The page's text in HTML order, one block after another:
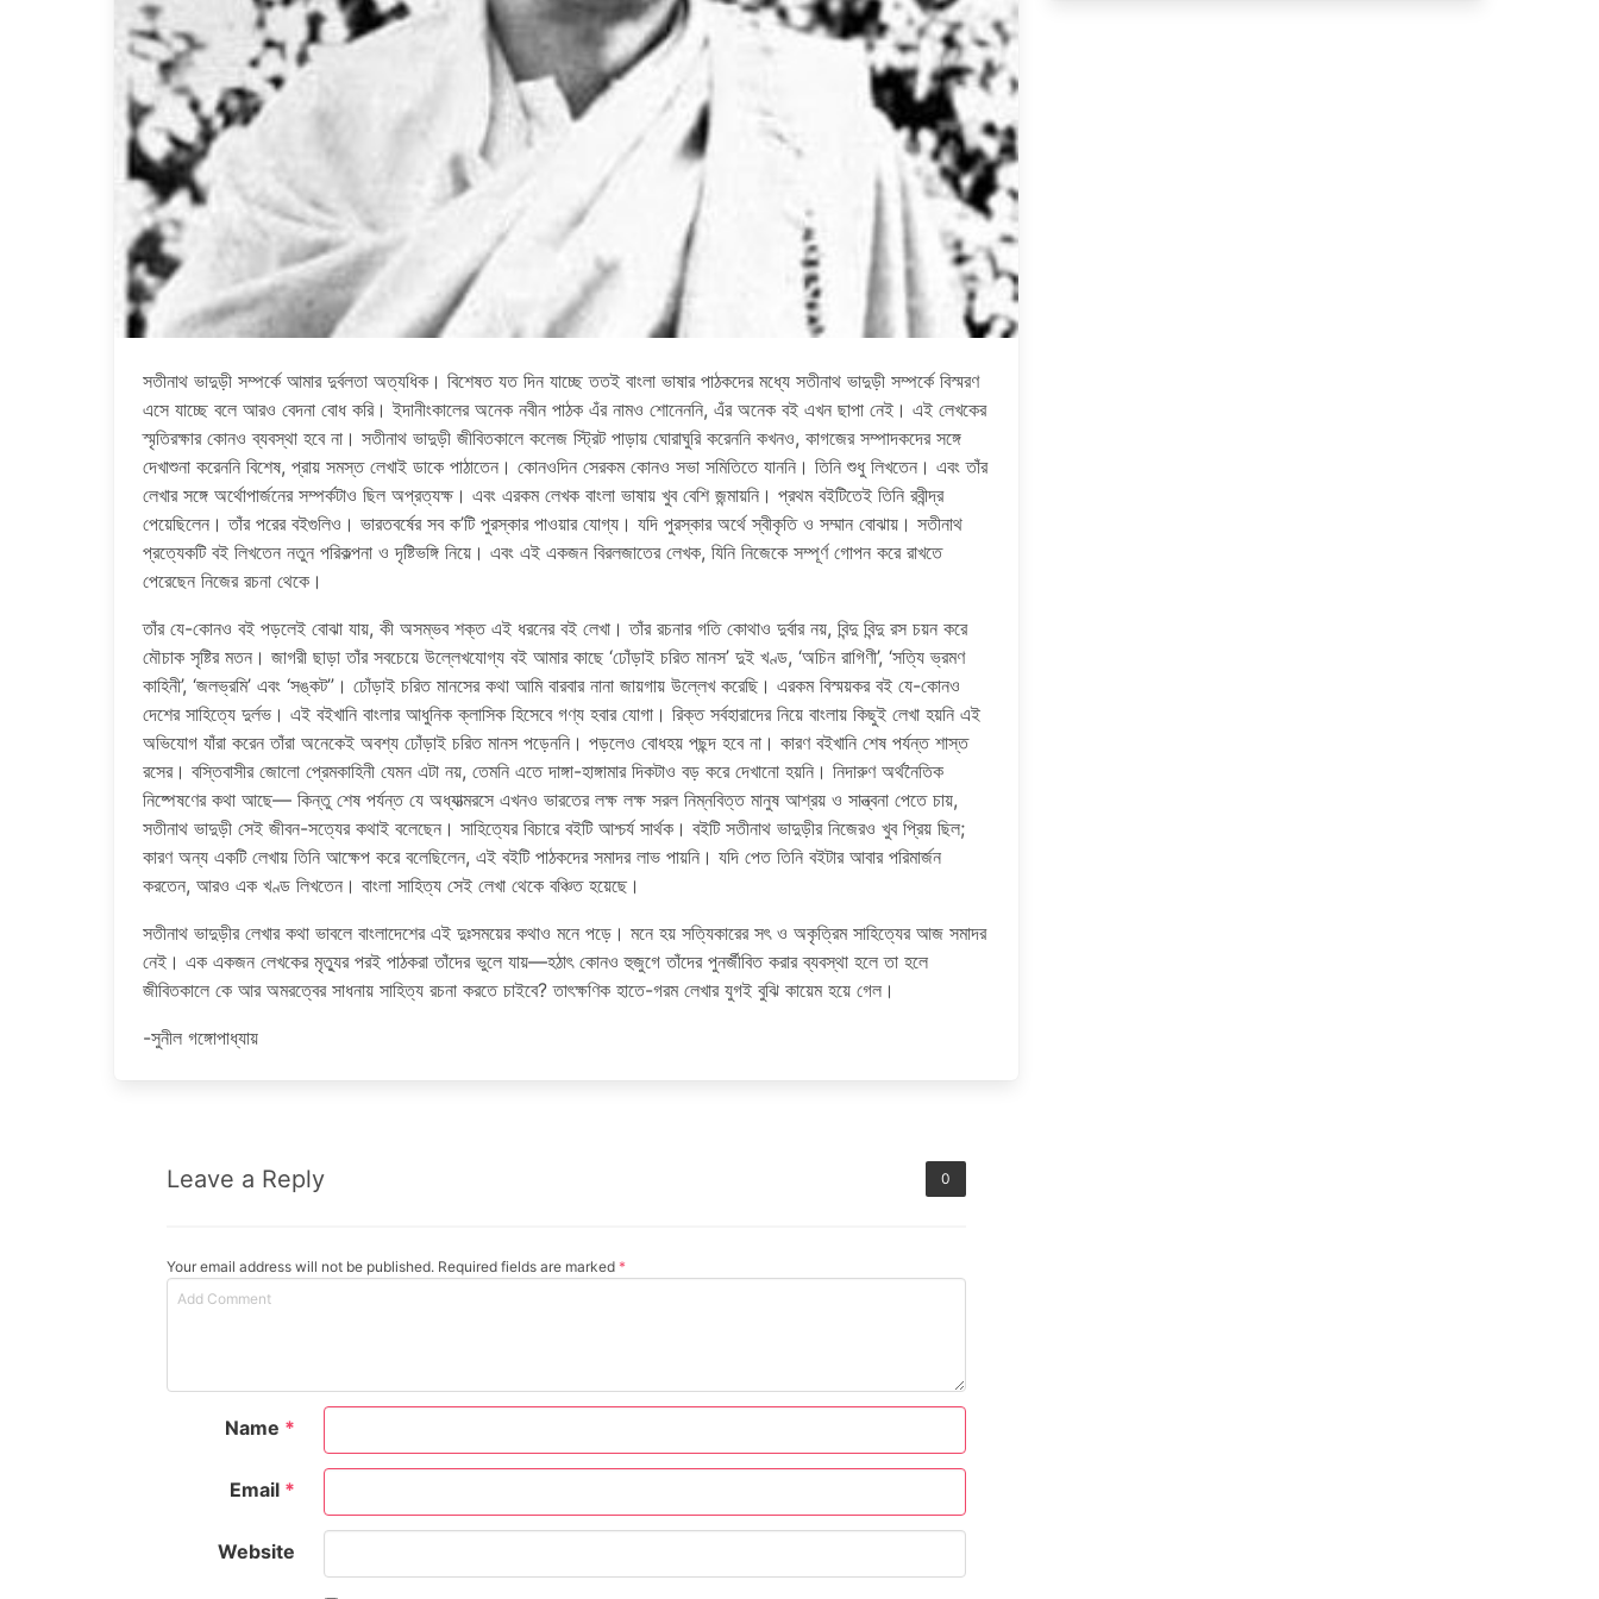
সতীনাথ ভাদুড়ী সম্পর্কে আমার দুর্বলতা অত্যধিক। বিশেষত যত দিন যাচ্ছে ততই বাংলা ভাষার পাঠকদের মধ্যে সতীনাথ ভাদুড়ী সম্পর্কে বিস্মরণ
এসে যাচ্ছে বলে আরও বেদনা বোধ করি। ইদানীংকালের অনেক নবীন পাঠক এঁর নামও শোনেননি, এঁর অনেক বই এখন ছাপা নেই। এই লেখকের
স্মৃতিরক্ষার কোনও ব্যবস্থা হবে না। সতীনাথ ভাদুড়ী জীবিতকালে কলেজ স্ট্রিট পাড়ায় ঘোরাঘুরি করেননি কখনও, কাগজের সম্পাদকদের সঙ্গে
দেখাশুনা করেননি বিশেষ, প্রায় সমস্ত লেখাই ডাকে পাঠাতেন। কোনওদিন সেরকম কোনও সভা সমিতিতে যাননি। তিনি শুধু লিখতেন। এবং তাঁর
লেখার সঙ্গে অর্থোপার্জনের সম্পর্কটাও ছিল অপ্রত্যক্ষ। এবং এরকম লেখক বাংলা ভাষায় খুব বেশি জন্মায়নি। প্রথম বইটিতেই তিনি রবীন্দ্র
পেয়েছিলেন। তাঁর পরের বইগুলিও। ভারতবর্ষের সব ক’টি পুরস্কার পাওয়ার যোগ্য। যদি পুরস্কার অর্থে স্বীকৃতি ও সম্মান বোঝায়। সতীনাথ
প্রত্যেকটি বই লিখতেন নতুন পরিকল্পনা ও দৃষ্টিভঙ্গি নিয়ে। এবং এই একজন বিরলজাতের লেখক, যিনি নিজেকে সম্পূর্ণ গোপন করে রাখতে
পেরেছেন নিজের রচনা থেকে।
তাঁর যে-কোনও বই পড়লেই বোঝা যায়, কী অসম্ভব শক্ত এই ধরনের বই লেখা। তাঁর রচনার গতি কোথাও দুর্বার নয়, বিন্দু বিন্দু রস চয়ন করে
মৌচাক সৃষ্টির মতন। জাগরী ছাড়া তাঁর সবচেয়ে উল্লেখযোগ্য বই আমার কাছে ‘ঢোঁড়াই চরিত মানস’ দুই খণ্ড, ‘অচিন রাগিণী’, ‘সত্যি ভ্রমণ
কাহিনী’, ‘জলভ্রমি’ এবং ‘সঙ্কট”। ঢোঁড়াই চরিত মানসের কথা আমি বারবার নানা জায়গায় উল্লেখ করেছি। এরকম বিস্ময়কর বই যে-কোনও
দেশের সাহিত্যে দুর্লভ। এই বইখানি বাংলার আধুনিক ক্লাসিক হিসেবে গণ্য হবার যোগা। রিক্ত সর্বহারাদের নিয়ে বাংলায় কিছুই লেখা হয়নি এই
অভিযোগ যাঁরা করেন তাঁরা অনেকেই অবশ্য ঢোঁড়াই চরিত মানস পড়েননি। পড়লেও বোধহয় পছন্দ হবে না। কারণ বইখানি শেষ পর্যন্ত শাস্ত
রসের। বস্তিবাসীর জোলো প্রেমকাহিনী যেমন এটা নয়, তেমনি এতে দাঙ্গা-হাঙ্গামার দিকটাও বড় করে দেখানো হয়নি। নিদারুণ অর্থনৈতিক
নিষ্পেষণের কথা আছে— কিন্তু শেষ পর্যন্ত যে অধ্যাত্মরসে এখনও ভারতের লক্ষ লক্ষ সরল নিম্নবিত্ত মানুষ আশ্রয় ও সান্ত্বনা পেতে চায়,
সতীনাথ ভাদুড়ী সেই জীবন-সত্যের কথাই বলেছেন। সাহিত্যের বিচারে বইটি আশ্চর্য সার্থক। বইটি সতীনাথ ভাদুড়ীর নিজেরও খুব প্রিয় ছিল;
কারণ অন্য একটি লেখায় তিনি আক্ষেপ করে বলেছিলেন, এই বইটি পাঠকদের সমাদর লাভ পায়নি। যদি পেত তিনি বইটার আবার পরিমার্জন
করতেন, আরও এক খণ্ড লিখতেন। বাংলা সাহিত্য সেই লেখা থেকে বঞ্চিত হয়েছে।
সতীনাথ ভাদুড়ীর লেখার কথা ভাবলে বাংলাদেশের এই দুঃসময়ের কথাও মনে পড়ে। মনে হয় সত্যিকারের সৎ ও অকৃত্রিম সাহিত্যের আজ সমাদর
নেই। এক একজন লেখকের মৃত্যুর পরই পাঠকরা তাঁদের ভুলে যায়—হঠাৎ কোনও হুজুগে তাঁদের পুনর্জীবিত করার ব্যবস্থা হলে তা হলে
জীবিতকালে কে আর অমরত্বের সাধনায় সাহিত্য রচনা করতে চাইবে? তাৎক্ষণিক হাতে-গরম লেখার যুগই বুঝি কায়েম হয়ে গেল।
-সুনীল গঙ্গোপাধ্যায়
Leave a Reply 0
Your email address will not be published. Required fields are marked *
Name *
Email *
Website